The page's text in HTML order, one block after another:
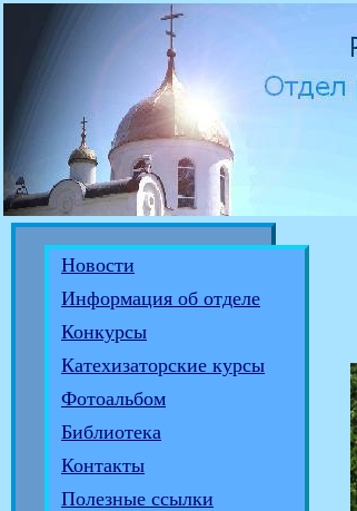
Новости
Информация об отделе
Конкурсы
Катехизаторские курсы
Фотоальбом
Библиотека
Контакты
Полезные ссылки